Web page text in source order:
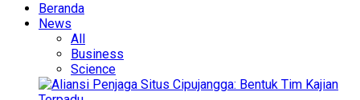
Beranda
News
All
Business
Science